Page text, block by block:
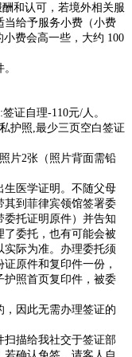
和认可，若境外相关服
当给予服务小费（小费
费会高一些，大约 100
证自理-110元/人。
护照,最少三页空白签证
片2张（照片背面需铅
医学证明。不随父母
其到菲律宾领馆签署委
托证明原件）并告知
委托，也有可能会被
际为准。办理委托须
原件和复印件一份，
护照首页复印件，被委
因此无需办理签证的
描给我社交于签证部